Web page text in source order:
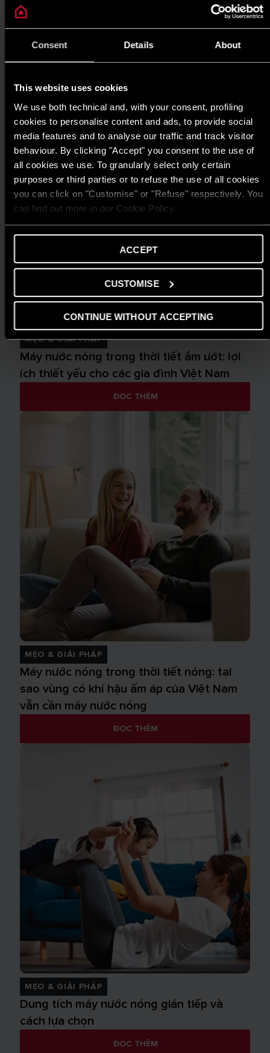
Consent Details About
This website uses cookies
We use both technical and, with your consent, profiling
cookies to personalise content and ads, to provide social
media features and to analyse our traffic and track visitor
behaviour. By clicking "Accept" you consent to the use of
all cookies we use. To granularly select only certain
purposes or third parties or to refuse the use of all cookies
you can click on "Customise" or "Refuse" respectively. You
can find out more in our Cookie Policy.
ACCEPT
CUSTOMISE
CONTINUE WITHOUT ACCEPTING
TIN TỨC
ARISTON THIẾT LẬP CHUẨN MỰC MỚI
CHO GIẢI PHÁP NƯỚC NÓNG TẠI GIẢI
THƯỞNG HIỆU QUẢ NĂNG LƯỢNG 2025
MẸO & GIẢI PHÁP
Máy nước nóng trong thời tiết ẩm ướt: lợi
ích thiết yếu cho các gia đình Việt Nam
ĐỌC THÊM
MẸO & GIẢI PHÁP
Máy nước nóng trong thời tiết nóng: tại
sao vùng có khí hậu ấm áp của Việt Nam
vẫn cần máy nước nóng
ĐỌC THÊM
MẸO & GIẢI PHÁP
Dung tích máy nước nóng gián tiếp và
cách lựa chọn
ĐỌC THÊM